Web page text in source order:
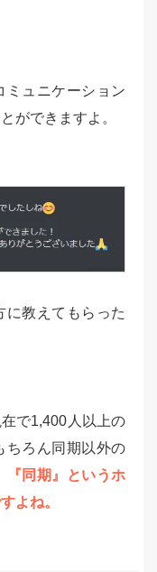
ミュニケーション
ができますよ。
に教えてもらった
で1,400人以上の
ちろん同期以外の
『同期』というホ
よね。